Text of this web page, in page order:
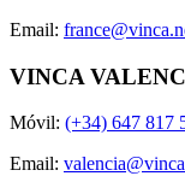
Email:
VINCA
Móvil: (+34) 647 817
Email: